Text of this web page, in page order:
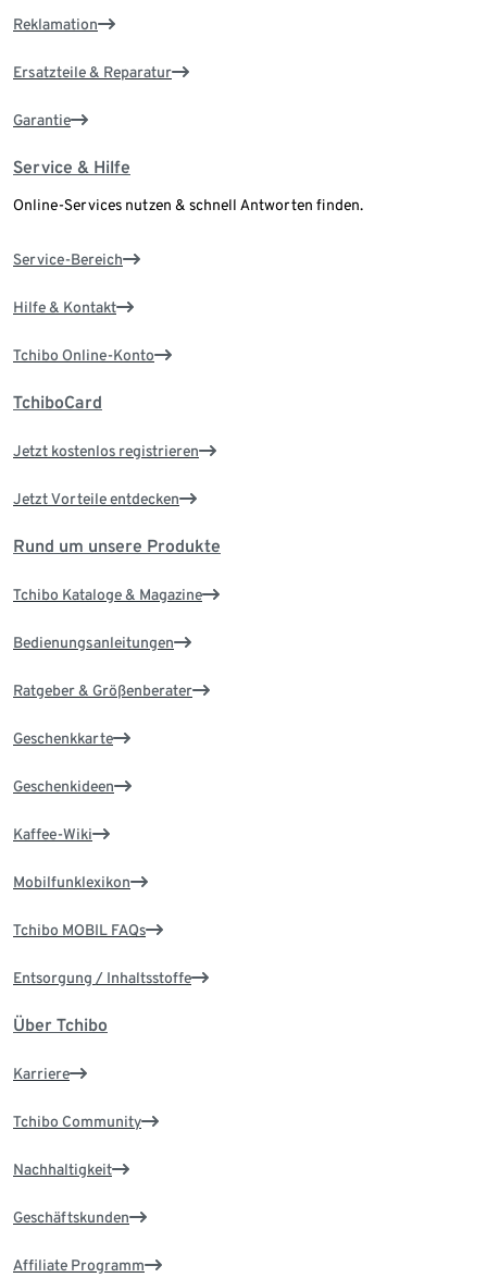
Reklamation
Ersatzteile & Reparatur
Garantie
Service & Hilfe
Online-Services nutzen & schnell Antworten finden.
Service-Bereich
Hilfe & Kontakt
Tchibo Online-Konto
TchiboCard
Jetzt kostenlos registrieren
Jetzt Vorteile entdecken
Rund um unsere Produkte
Tchibo Kataloge & Magazine
Bedienungsanleitungen
Ratgeber & Größenberater
Geschenkkarte
Geschenkideen
Kaffee-Wiki
Mobilfunklexikon
Tchibo MOBIL FAQs
Entsorgung / Inhaltsstoffe
Über Tchibo
Karriere
Tchibo Community
Nachhaltigkeit
Geschäftskunden
Affiliate Programm